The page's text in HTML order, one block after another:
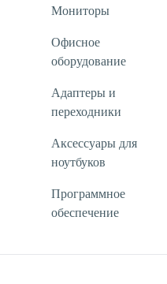
Мониторы
Офисное
оборудование
Адаптеры и
переходники
Аксессуары для
ноутбуков
Программное
обеспечение